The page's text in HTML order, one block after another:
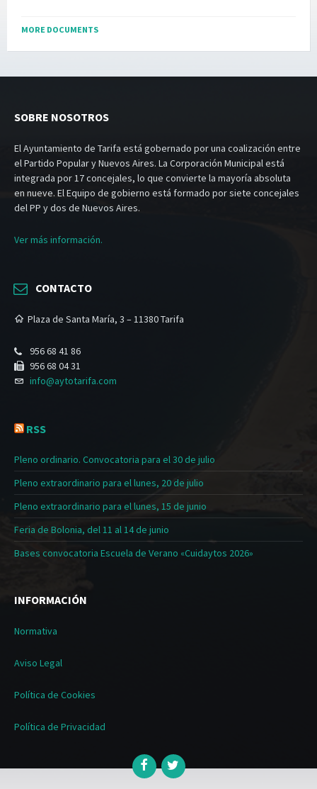
MORE DOCUMENTS
SOBRE NOSOTROS
El Ayuntamiento de Tarifa está gobernado por una coalización entre
el Partido Popular y Nuevos Aires. La Corporación Municipal está
integrada por 17 concejales, lo que convierte la mayoría absoluta
en nueve. El Equipo de gobierno está formado por siete concejales
del PP y dos de Nuevos Aires.
Ver más información.
CONTACTO
Plaza de Santa María, 3 – 11380 Tarifa
956 68 41 86
956 68 04 31
info@aytotarifa.com
RSS
Pleno ordinario. Convocatoria para el 30 de julio
Pleno extraordinario para el lunes, 20 de julio
Pleno extraordinario para el lunes, 15 de junio
Feria de Bolonia, del 11 al 14 de junio
Bases convocatoria Escuela de Verano «Cuidaytos 2026»
INFORMACIÓN
Normativa
Aviso Legal
Política de Cookies
Política de Privacidad